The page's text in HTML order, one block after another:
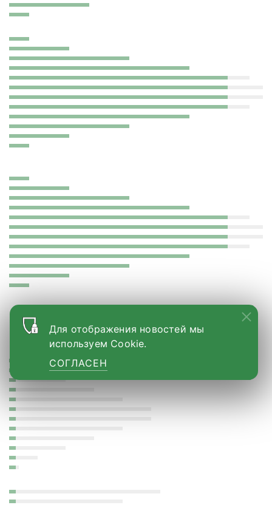
Больше новостей
Для отображения новостей мы
используем Cookie.
СОГЛАСЕН